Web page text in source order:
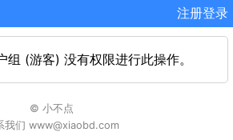
注册登录
组 (游客) 没有权限进行此操作。
© 小不点
我们 www@xiaobd.com